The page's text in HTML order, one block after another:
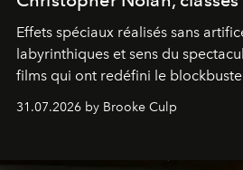
Effets spéciaux réalisés sans
labyrinthiques et sens du
films qui ont redéfini le
31.07.2026 by Brooke Culp